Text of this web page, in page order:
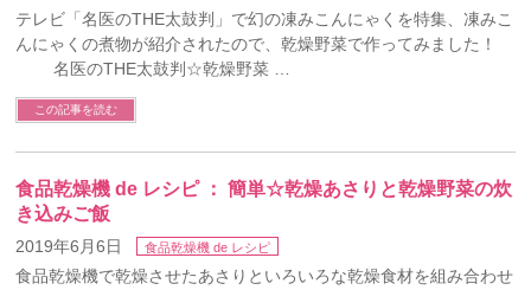
テレビ「名医のTHE太鼓判」で幻の凍みこんにゃくを特集、凍みこ
んにゃくの煮物が紹介されたので、乾燥野菜で作ってみました！
名医のTHE太鼓判☆乾燥野菜 …
この記事を読む
食品乾燥機 de レシピ ： 簡単☆乾燥あさりと乾燥野菜の炊
き込みご飯
2019年6月6日 食品乾燥機 de レシピ
食品乾燥機で乾燥させたあさりといろいろな乾燥食材を組み合わせ